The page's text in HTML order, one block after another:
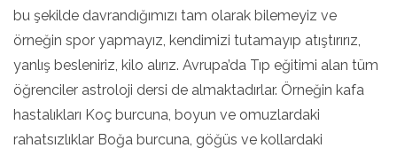
bu şekilde davrandığımızı tam olarak bilemeyiz ve
örneğin spor yapmayız, kendimizi tutamayıp atıştırırız,
yanlış besleniriz, kilo alırız. Avrupa’da Tıp eğitimi alan tüm
öğrenciler astroloji dersi de almaktadırlar. Örneğin kafa
hastalıkları Koç burcuna, boyun ve omuzlardaki
rahatsızlıklar Boğa burcuna, göğüs ve kollardaki